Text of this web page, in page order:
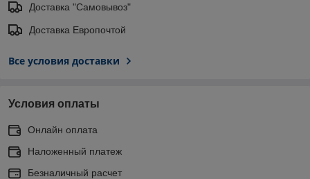
Доставка "Самовывоз"
Доставка Европочтой
Все условия доставки
Условия оплаты
Онлайн оплата
Наложенный платеж
Безналичный расчет